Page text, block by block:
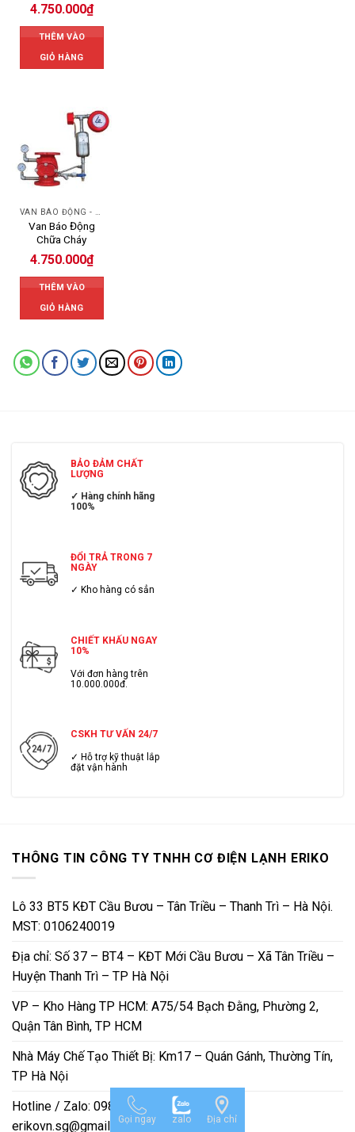
4.750.000₫
THÊM VÀO
GIỎ HÀNG
VAN BÁO ĐỘNG - ALARM VALVE
Van Báo Động
Chữa Cháy
4.750.000₫
THÊM VÀO
GIỎ HÀNG
BẢO ĐẢM CHẤT
LƯỢNG
✓ Hàng chính hãng
100%
ĐỔI TRẢ TRONG 7
NGÀY
✓ Kho hàng có sẳn
CHIẾT KHẤU NGAY
10%
Với đơn hàng trên
10.000.000đ.
CSKH TƯ VẤN 24/7
✓ Hỗ trợ kỹ thuật lắp
đặt vận hành
THÔNG TIN CÔNG TY TNHH CƠ ĐIỆN LẠNH ERIKO
Lô 33 BT5 KĐT Cầu Bươu – Tân Triều – Thanh Trì – Hà Nội.
MST: 0106240019
Địa chỉ: Số 37 – BT4 – KĐT Mới Cầu Bươu – Xã Tân Triều –
Huyện Thanh Trì – TP Hà Nội
VP – Kho Hàng TP HCM: A75/54 Bạch Đằng, Phường 2,
Quận Tân Bình, TP HCM
Nhà Máy Chế Tạo Thiết Bị: Km17 – Quán Gánh, Thường Tín,
TP Hà Nội
Hotline / Zalo: 0984 666 480 — Email:
erikovn.sg@gmail.comGọi ngay zalo Địa chỉ